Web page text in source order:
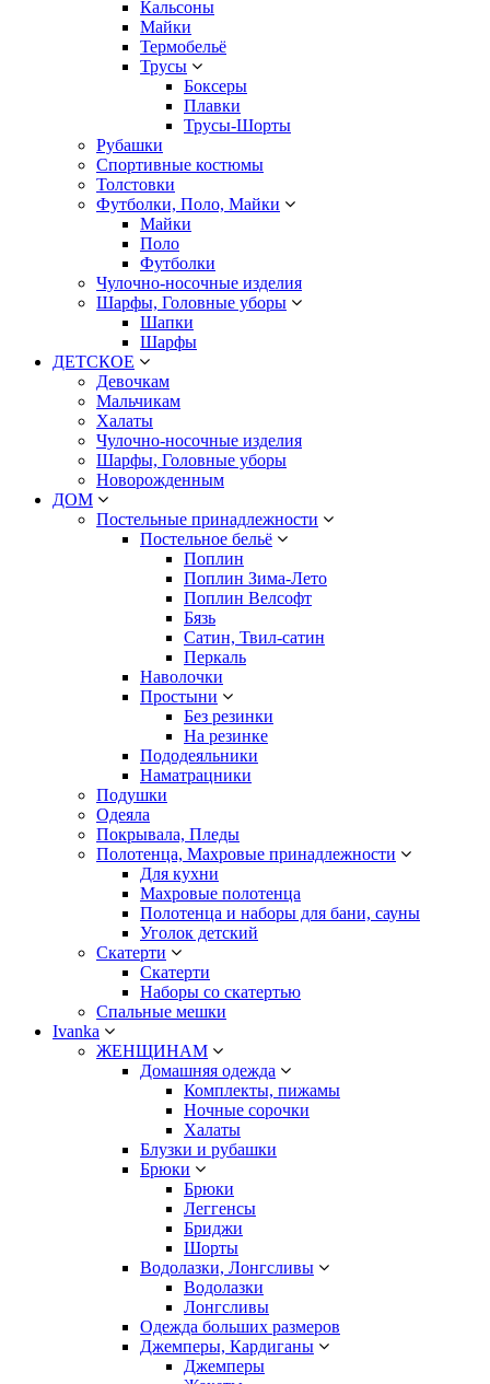
Кальсоны
Майки
Термобельё
Трусы
Боксеры
Плавки
Трусы-Шорты
Рубашки
Спортивные костюмы
Толстовки
Футболки, Поло, Майки
Майки
Поло
Футболки
Чулочно-носочные изделия
Шарфы, Головные уборы
Шапки
Шарфы
ДЕТСКОЕ
Девочкам
Мальчикам
Халаты
Чулочно-носочные изделия
Шарфы, Головные уборы
Новорожденным
ДОМ
Постельные принадлежности
Постельное бельё
Поплин
Поплин Зима-Лето
Поплин Велсофт
Бязь
Сатин, Твил-сатин
Перкаль
Наволочки
Простыни
Без резинки
На резинке
Пододеяльники
Наматрацники
Подушки
Одеяла
Покрывала, Пледы
Полотенца, Махровые принадлежности
Для кухни
Махровые полотенца
Полотенца и наборы для бани, сауны
Уголок детский
Скатерти
Скатерти
Наборы со скатертью
Спальные мешки
Ivanka
ЖЕНЩИНАМ
Домашняя одежда
Комплекты, пижамы
Ночные сорочки
Халаты
Блузки и рубашки
Брюки
Брюки
Леггенсы
Бриджи
Шорты
Водолазки, Лонгсливы
Водолазки
Лонгсливы
Одежда больших размеров
Джемперы, Кардиганы
Джемперы